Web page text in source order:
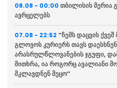
08.08 - 00:00 თბილისის მერია
ავრცელებს
07.08 - 22:52 “ჩემს დაცვის
გლოვოს კურიერს თავს დაესხნენ
არასრულწლოვანების ჯგუფი,
მითხრა, ია როგორც ავალიანი
მკლავდნენ მეცო”